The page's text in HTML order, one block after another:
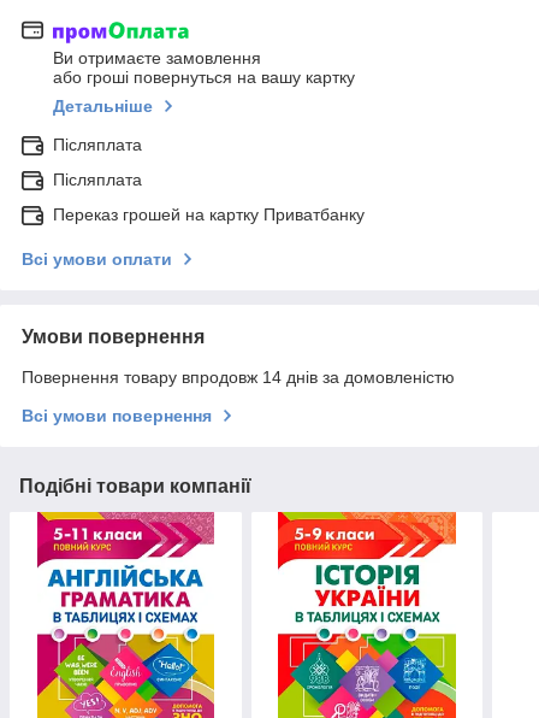
Ви отримаєте замовлення
або гроші повернуться на вашу картку
Детальніше
Післяплата
Післяплата
Переказ грошей на картку Приватбанку
Всі умови оплати
Умови повернення
Повернення товару впродовж 14 днів за домовленістю
Всі умови повернення
Подібні товари компанії